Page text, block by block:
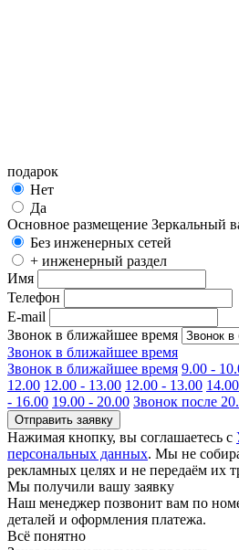
подарок
Нет
Да
Основное размещение Зеркальный
Без инженерных сетей
+ инженерный раздел
Имя
Телефон
E-mail
Звонок в ближайшее время
Звонок в ближайшее время
Звонок в ближайшее время 9.00 -
12.00 12.00 - 13.00 12.00 - 13.00
- 16.00 19.00 - 20.00 Звонок после
Отправить заявку
Нажимая кнопку, вы соглашаетесь с
персональных данных. Мы не
рекламных целях и не передаём их
Мы получили вашу заявку
Наш менеджер позвонит вам по
деталей и оформления платежа.
Всё понятно